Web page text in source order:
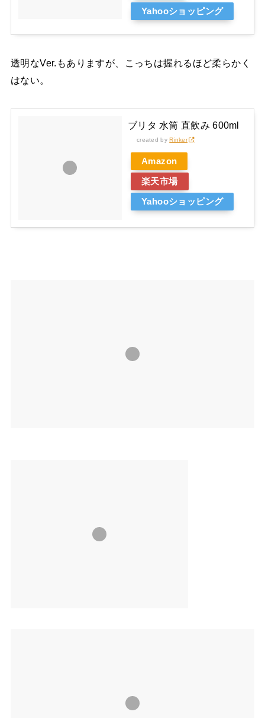
Yahooショッピング
透明なVer.もありますが、こっちは握れるほど柔らかく
はない。
ブリタ 水筒 直飲み 600ml
created byRinker
Amazon
楽天市場
Yahooショッピング